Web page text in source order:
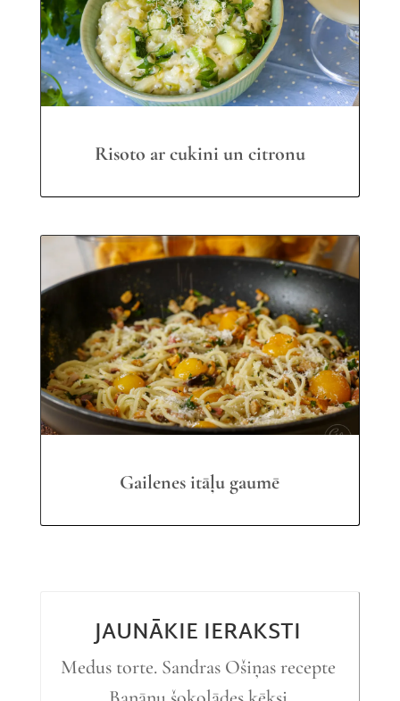
Risoto ar cukini un citronu
Gailenes itāļu gaumē
JAUNĀKIE IERAKSTI
Medus torte. Sandras Ošiņas recepte